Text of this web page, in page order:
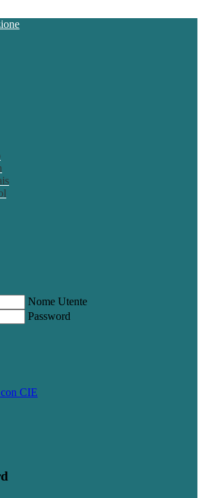
Nome Utente
Password
CIE